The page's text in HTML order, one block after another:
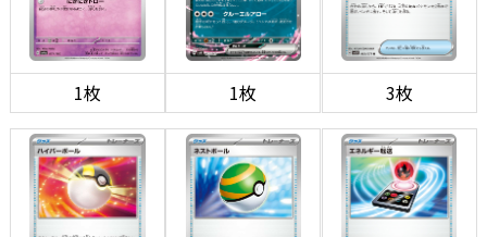
1枚 1枚 3枚